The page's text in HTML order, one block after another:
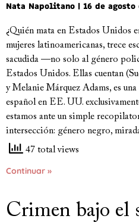
Nata Napolitano 16 de agosto
¿Quién mata en Estados Unidos
mujeres latinoamericanas, trece
sacudida —no solo al género
Estados Unidos. Ellas cuentan
y Melanie Márquez Adams, es
español en EE. UU.
estamos ante un simple
intersección: género negro,
47 total views
Continuar »
Crimen bajo el